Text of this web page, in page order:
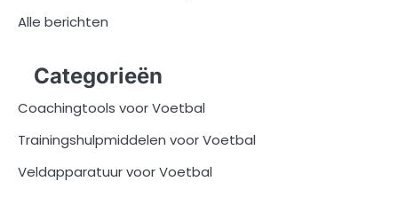
Alle berichten
Categorieën
Coachingtools voor Voetbal
Trainingshulpmiddelen voor Voetbal
Veldapparatuur voor Voetbal